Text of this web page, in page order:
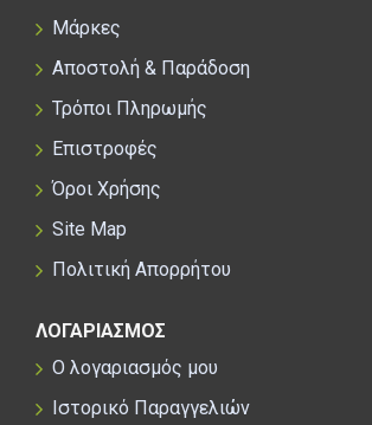
Μάρκες
Αποστολή & Παράδοση
Τρόποι Πληρωμής
Επιστροφές
Όροι Χρήσης
Site Map
Πολιτική Απορρήτου
ΛΟΓΑΡΙΑΣΜΟΣ
Ο λογαριασμός μου
Ιστορικό Παραγγελιών